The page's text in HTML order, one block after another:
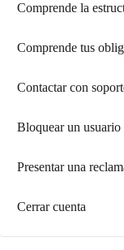
Comprende la
Comprende tus
Contactar con
Bloquear un
Presentar una
Cerrar cuenta